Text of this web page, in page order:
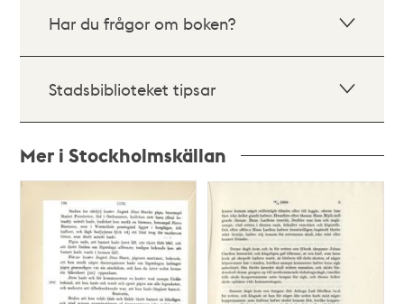
Har du frågor om boken?
Stadsbiblioteket tipsar
Mer i Stockholmskällan